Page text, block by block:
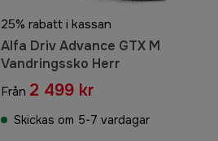
25% rabatt i kassan
Alfa Driv Advance GTX M
Vandringssko Herr
Från 2 499 kr
Skickas om 5-7 vardagar